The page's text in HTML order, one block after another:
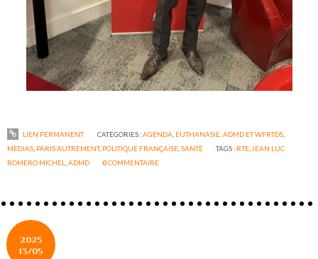
LIEN PERMANENT CATÉGORIES :AGENDA EUTHANASIE, ADMD ET WFRTDS,
MEDIAS PARIS AUTREMENT, POLITIQUE FRANÇAISE ,SANTÉ TAGS : RTE JEAN LUC
ROMERO MICHEL ,ADMD 0COMMENTAIRE
2025
13/05